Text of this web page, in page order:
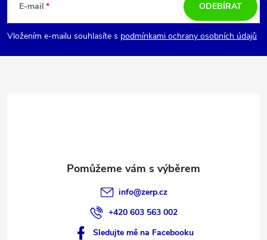
p
a
E-mail
Vložením e-mailu souhlasíte s podmínkami ochrany osobních údajů
ODEBÍRAT
info@zerp.cz
+420 603 563 002
Sledujte mě na Facebooku